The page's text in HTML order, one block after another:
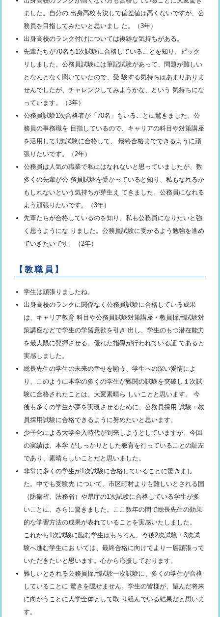
ました。自分の 出身高校も決して偏差値は高くないですが、公
務員を目指してみたいと思いまし た。（3年）
出身高校のランク付けについては複雑な気持ちがある。
先輩たちが70名も1次試験に合格していることを知り、ビック
リしました。公務員試験には筆記試験があって、問題が難しい
となんとなく聞いていたので、受 験する気持ちはあまりありま
せんでしたが、チャレンジしてみようかな、という 気持ちにな
っています。（3年）
公務員試験1次合格者が「70名」もいることに驚きました。公
務員の事務職を 目指しているので、キャリアの科目や対策講座
を活用して1次試験に合格して、 最終合格までできるように頑
張りたいです。（2年）
公務員は人気の職業で私にはなれないと思っていましたが、数
多くの先輩が公 務員試験を受かっていると知り、私もなれるか
もしれないという気持ちが芽生え てきました。公務員になれる
よう頑張りたいです。（3年）
先輩たちが合格しているのを知り、私も公務員になりたいと強
く思うようにな りました。公務員試験に受かるよう勉強を進め
ていきたいです。（2年）
【教職員】
学生は頑張りましたね。
出身高校のランクに関係なく公務員試験に合格している成果
は、キャリア教育 科目や公務員試験対策講座・教員採用試験対
策講座などで学生の学習意欲を引き 出し、学生のもつ潜在能力
を最大限に発揮させる、優れた指導が行われている証 であると
実感しました。
総長先生の学生の未来の幸せを願う、学生への深い愛情によ
り、このように本学の多くの学生が難関の試験を突破し１次試
験に合格されたことは、大変素晴ら しいことと思います。 今
後も多くの学生が夢を実現させるために、公務員採用 試験・教
員採用試験に合格できるように努めたいと思います。
少子化による大学全入時代が到来しようとしていますが、今回
の実績は、本学 がしっかりとした教育を行っていることの証左
であり、素晴らしいことだと思いました。
非常に多くの学生が1次試験に合格していることに驚きまし
た。中でも受験先 について、市区町村よりも難しいとされる国
（防衛省、法務省）や県庁の1次試験に合格している学生が多
いことに、さらに驚きました。ここ数年の間で総長先生の効果
的な学習方法の成果が表れていることを実感いたしました。
これから1次試験に臨む学生はもちろん、今後2次試験・3次試
験へ進む学生にお いては、最終合格に向けてより一層頑張って
いただきたいと思います。心から応援しております。
難しいとされる公務員採用試験一次試験に、多くの学生が合格
していることに 驚きを隠せません。学生の皆様が、望んだ将来
に向かうことに大学全体として取 り組んでいる結果だと思いま
す。